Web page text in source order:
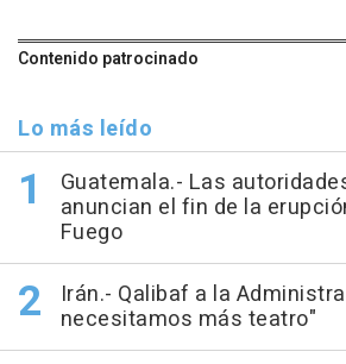
Contenido patrocinado
Lo más leído
Guatemala.- Las
anuncian el fin de la
Fuego
Irán.- Qalibaf a la
necesitamos más teatro"